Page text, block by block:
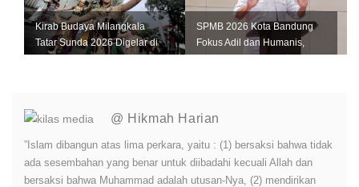
Kirab Budaya Milangkala
Tatar Sunda 2026 Digelar di
SPMB 2026 Kota Bandung
Fokus Adil dan Humanis,
@ Hikmah Harian
”Islam dibangun atas lima perkara, yaitu : (1) bersaksi bahwa tidak
ada sesembahan yang benar untuk diibadahi kecuali Allah dan
bersaksi bahwa Muhammad adalah utusan-Nya, (2) mendirikan